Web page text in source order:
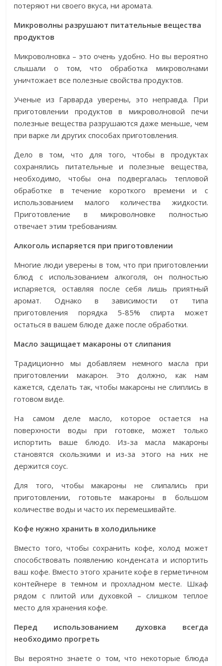
потеряют ни своего вкуса, ни аромата.
Микроволны разрушают питательные вещества
продуктов
Микроволновка – это очень удобно. Но вы вероятно
слышали о том, что обработка микроволнами
уничтожает все полезные свойства продуктов.
Ученые из Гарварда уверены, это неправда. При
приготовлении продуктов в микроволновой печи
полезные вещества разрушаются даже меньше, чем
при варке ли других способах приготовления.
Дело в том, что для того, чтобы в продуктах
сохранялись питательные и полезные вещества,
необходимо, чтобы она подвергалась тепловой
обработке в течение короткого времени и с
использованием малого количества жидкости.
Приготовление в микроволновке полностью
отвечает этим требованиям.
Алкоголь испаряется при приготовлении
Многие люди уверены в том, что при приготовлении
блюд с использованием алкоголя, он полностью
испаряется, оставляя после себя лишь приятный
аромат. Однако в зависимости от типа
приготовления порядка 5-85% спирта может
остаться в вашем блюде даже после обработки.
Масло защищает макароны от слипания
Традиционно мы добавляем немного масла при
приготовлении макарон. Это должно, как нам
кажется, сделать так, чтобы макароны не слиплись в
готовом виде.
На самом деле масло, которое остается на
поверхности воды при готовке, может только
испортить ваше блюдо. Из-за масла макароны
становятся скользкими и из-за этого на них не
держится соус.
Для того, чтобы макароны не слипались при
приготовлении, готовьте макароны в большом
количестве воды и часто их перемешивайте.
Кофе нужно хранить в холодильнике
Вместо того, чтобы сохранить кофе, холод может
способствовать появлению конденсата и испортить
ваш кофе. Вместо этого храните кофе в герметичном
контейнере в темном и прохладном месте. Шкаф
рядом с плитой или духовкой – слишком теплое
место для хранения кофе.
Перед использованием духовка всегда
необходимо прогреть
Вы вероятно знаете о том, что некоторые блюда